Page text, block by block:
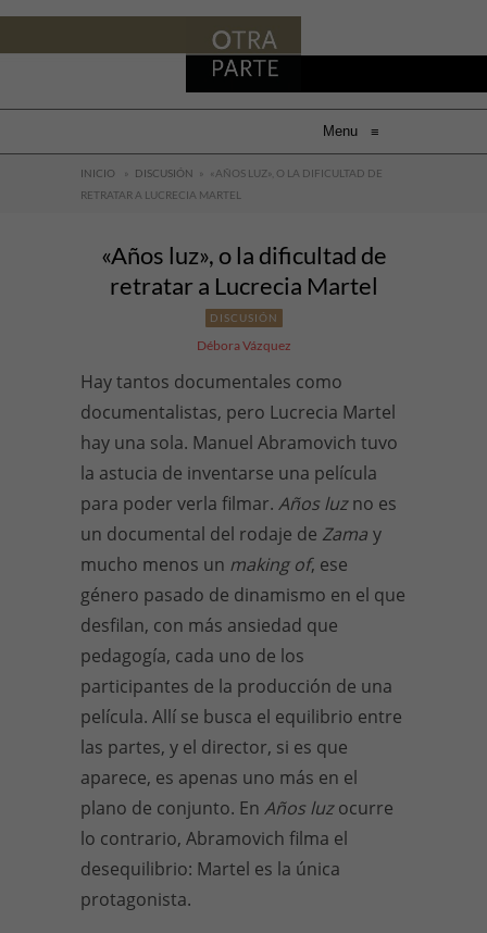
Menu ≡
INICIO » DISCUSIÓN » «AÑOS LUZ», O LA DIFICULTAD DE
RETRATAR A LUCRECIA MARTEL
«Años luz», o la dificultad de
retratar a Lucrecia Martel
DISCUSIÓN
Débora Vázquez
Hay tantos documentales como
documentalistas, pero Lucrecia Martel
hay una sola. Manuel Abramovich tuvo
la astucia de inventarse una película
para poder verla filmar. Años luzno es
un documental del rodaje de Zama y
mucho menos un making of, ese
género pasado de dinamismo en el que
desfilan, con más ansiedad que
pedagogía, cada uno de los
participantes de la producción de una
película. Allí se busca el equilibrio entre
las partes, y el director, si es que
aparece, es apenas uno más en el
plano de conjunto. En Años luzocurre
lo contrario, Abramovich filma el
desequilibrio: Martel es la única
protagonista.